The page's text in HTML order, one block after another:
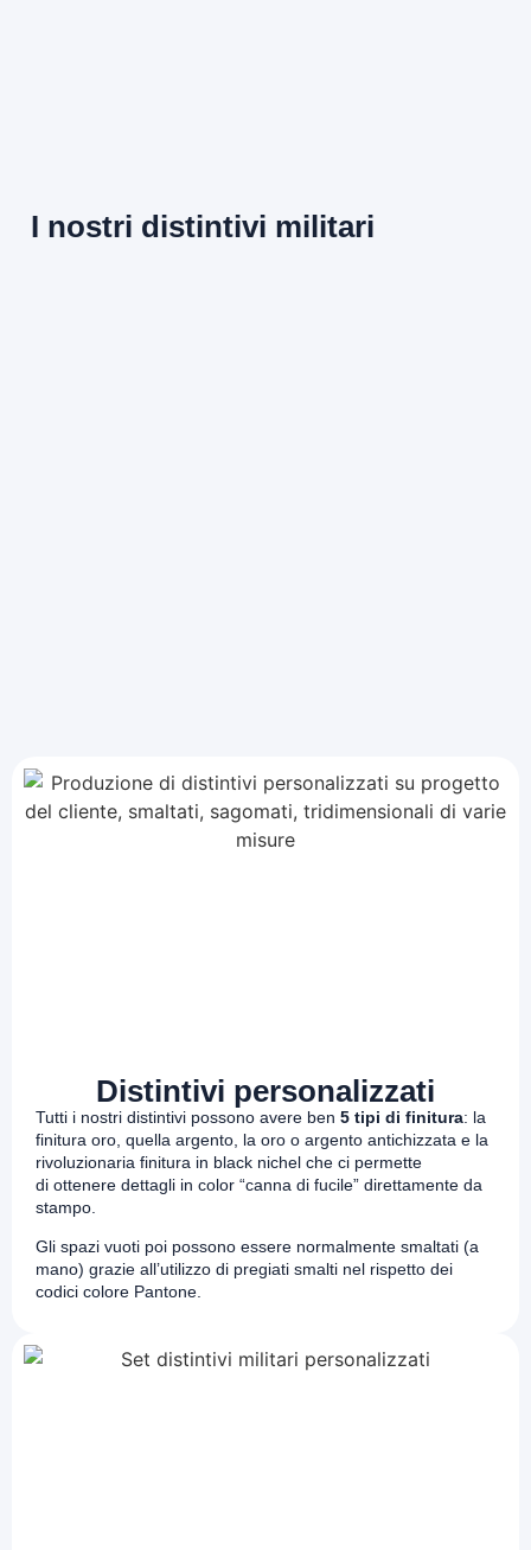
I nostri distintivi militari
Distintivi personalizzati
Tutti i nostri distintivi possono avere ben 5 tipi di finitura: la
finitura oro, quella argento, la oro o argento antichizzata e la
rivoluzionaria finitura in black nichel che ci permette
di ottenere dettagli in color “canna di fucile” direttamente da
stampo.
Gli spazi vuoti poi possono essere normalmente smaltati (a
mano) grazie all’utilizzo di pregiati smalti nel rispetto dei
codici colore Pantone.